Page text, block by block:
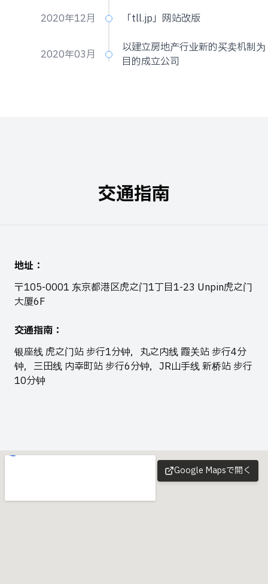
2020年12月
「tll.jp」网站改版
2020年03月
以建立房地产行业新的买卖机制为
目的成立公司
交通指南
地址 ：
〒105-0001 东京都港区虎之门1丁目1-23 Unpin虎之门
大厦6F
交通指南 ：
银座线 虎之门站 步行1分钟，丸之内线 霞关站 步行4分
钟，三田线 内幸町站 步行6分钟，JR山手线 新桥站 步行
10分钟
Google Mapsで開く